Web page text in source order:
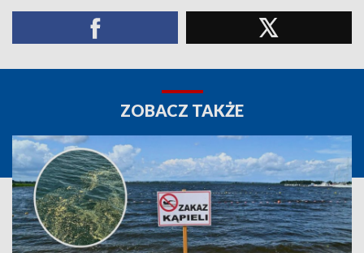
ZOBACZ TAKŻE